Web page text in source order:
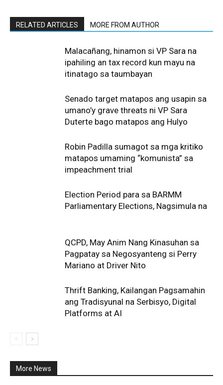
RELATED ARTICLES MORE FROM AUTHOR
Malacañang, hinamon si VP Sara na
ipahiling an tax record kun mayu na
itinatago sa taumbayan
Senado target matapos ang usapin sa
umano’y grave threats ni VP Sara
Duterte bago matapos ang Hulyo
Robin Padilla sumagot sa mga kritiko
matapos umaming “komunista” sa
impeachment trial
Election Period para sa BARMM
Parliamentary Elections, Nagsimula na
QCPD, May Anim Nang Kinasuhan sa
Pagpatay sa Negosyanteng si Perry
Mariano at Driver Nito
Thrift Banking, Kailangan Pagsamahin
ang Tradisyunal na Serbisyo, Digital
Platforms at AI
More News